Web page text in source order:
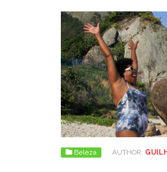
Beleza AUTHOR: